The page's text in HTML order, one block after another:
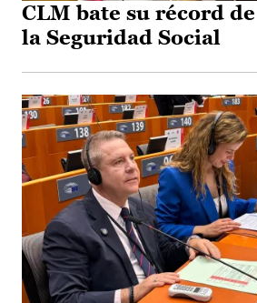
CLM bate su récord
la Seguridad Social